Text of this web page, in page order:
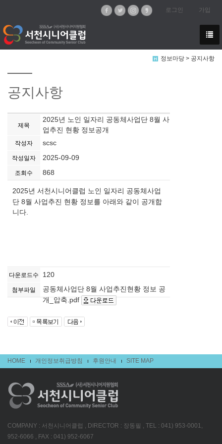
로그인 가입
정보마당 > 공지사항
공지사항
제목
2025년 노인 일자리 공동체사업단 8월 사
업추진 현황 정보공개
작성자 scsc
작성일자 2025-09-09
조회수 868
2025년 서천시니어클럽 노인 일자리 공동체사업
단 8월 사업추진 현황 정보를 아래와 같이 공개합
니다.
다운로드수 120
첨부파일
공동체사업단 8월 사업추진현황 정보 공
개_압축.pdf
HOME 개인정보취급방침 후원안내 SITE MAP
COMPANY : 서천시니어클럽 , DIRECTOR : 장동필 , TEL : 041) 953-0001,
952-6066 , FAX : 041) 952-6067